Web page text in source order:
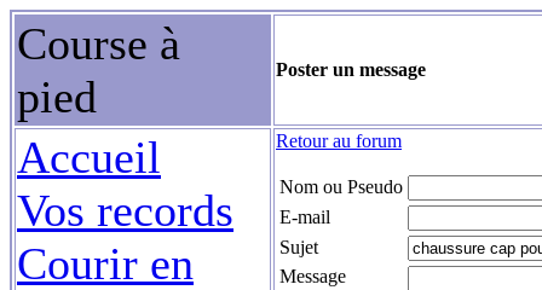
Course à
pied
Poster un message
Accueil
Vos records
Courir en
Retour au forum
Nom ou Pseudo
E-mail
Sujet
Message